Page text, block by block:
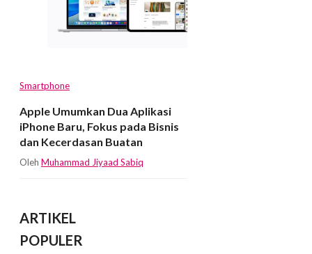
Smartphone
Apple Umumkan Dua Aplikasi
iPhone Baru, Fokus pada Bisnis
dan Kecerdasan Buatan
Oleh Muhammad Jiyaad Sabiq
ARTIKEL
POPULER